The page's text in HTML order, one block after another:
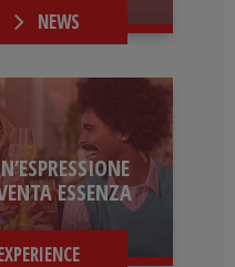
NEWS
ESSENZA